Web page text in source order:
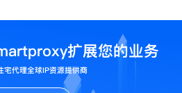
扩展您的业务
宅代理全球IP资源提供商